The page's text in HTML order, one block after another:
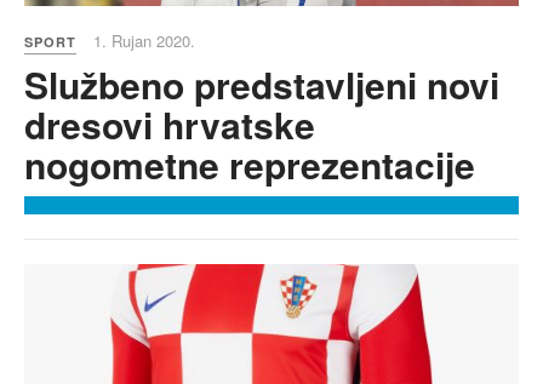
SPORT 1. Rujan 2020.
Službeno predstavljeni novi
dresovi hrvatske
nogometne reprezentacije